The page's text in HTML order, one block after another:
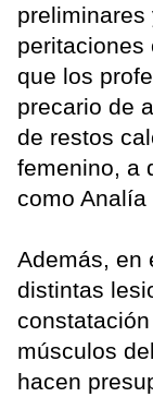
preliminares
peritaciones
que los
precario de
de restos
femenino, a
como Analía
Además, en
distintas
músculos
hacen